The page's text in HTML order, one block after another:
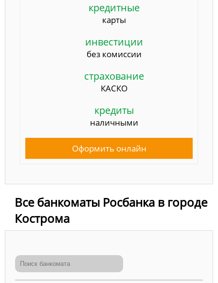
кредитные
карты
инвестиции
без комиссии
страхование
КАСКО
кредиты
наличными
Оформить онлайн
Все банкоматы Росбанка в городе
Кострома